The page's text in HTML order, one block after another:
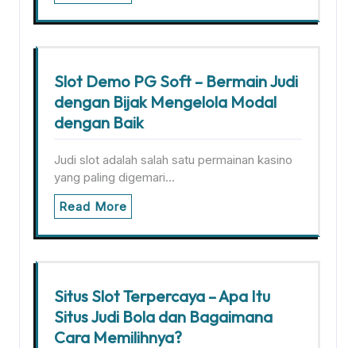
Slot Demo PG Soft – Bermain Judi
dengan Bijak Mengelola Modal
dengan Baik
Judi slot adalah salah satu permainan kasino
yang paling digemari…
Read More
Situs Slot Terpercaya – Apa Itu
Situs Judi Bola dan Bagaimana
Cara Memilihnya?